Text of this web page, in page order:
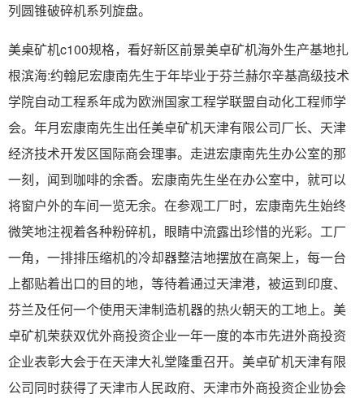
列圆锥破碎机系列旋盘。
美桌矿机c100规格，看好新区前景美卓矿机海外生产基地扎
根滨海:约翰尼宏康南先生于年毕业于芬兰赫尔辛基高级技术
学院自动工程系年成为欧洲国家工程学联盟自动化工程师学
会。年月宏康南先生出任美卓矿机天津有限公司厂长、天津
经济技术开发区国际商会理事。走进宏康南先生办公室的那
一刻，闻到咖啡的余香。宏康南先生坐在办公室中，就可以
将窗户外的车间一览无余。在参观工厂时，宏康南先生始终
微笑地注视着各种粉碎机，眼睛中流露出珍惜的光彩。工厂
一角，一排排压缩机的冷却器整洁地摆放在高架上，每一台
上都贴着出口的目的地，等待着通过天津港，被运到印度、
芬兰及任何一个使用天津制造机器的热火朝天的工地上。美
卓矿机荣获双优外商投资企业一年一度的本市先进外商投资
企业表彰大会于在天津大礼堂隆重召开。美卓矿机天津有限
公司同时获得了天津市人民政府、天津市外商投资企业协会